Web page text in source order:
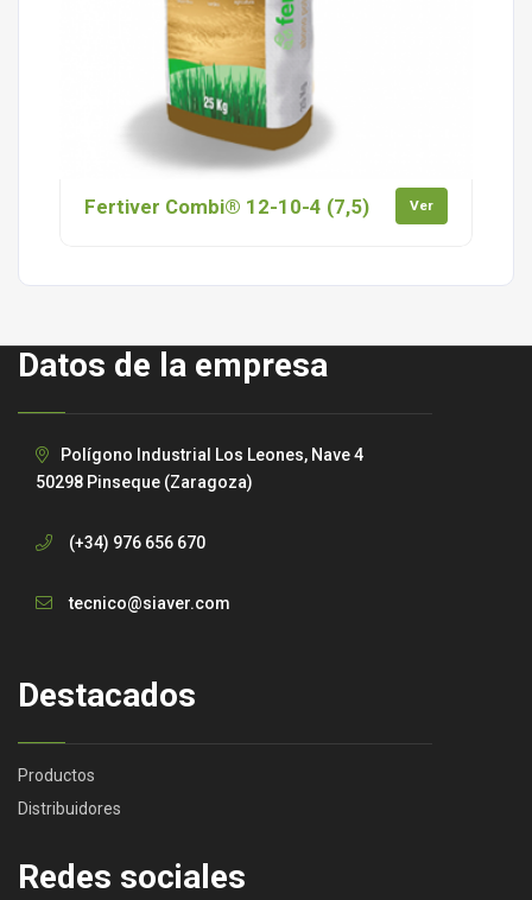
Fertiver Combi® 12-10-4 (7,5) Ver
Datos de la empresa
Polígono Industrial Los Leones, Nave 4
50298 Pinseque (Zaragoza)
(+34) 976 656 670
tecnico@siaver.com
Destacados
Productos
Distribuidores
Redes sociales